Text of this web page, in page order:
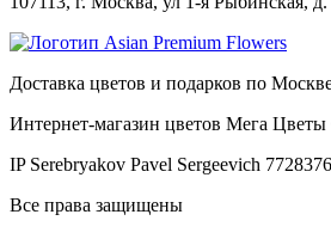
Доставка цветов и подарков по
Интернет-магазин цветов Мега
IP Serebryakov Pavel Sergeevich
Все права защищены